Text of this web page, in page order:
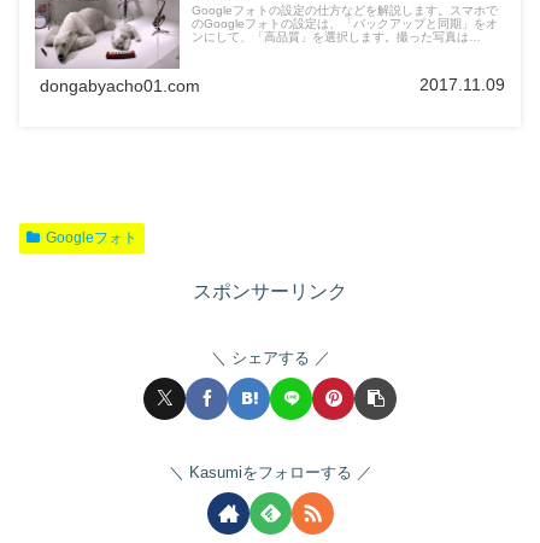
Googleフォトの設定の仕方などを解説します。スマホで
のGoogleフォトの設定は、「バックアップと同期」をオ
ンにして、「高品質」を選択します。撮った写真は
dongabyacho01.com 2017.11.09
Googleフォト
スポンサーリンク
シェアする
Kasumiをフォローする